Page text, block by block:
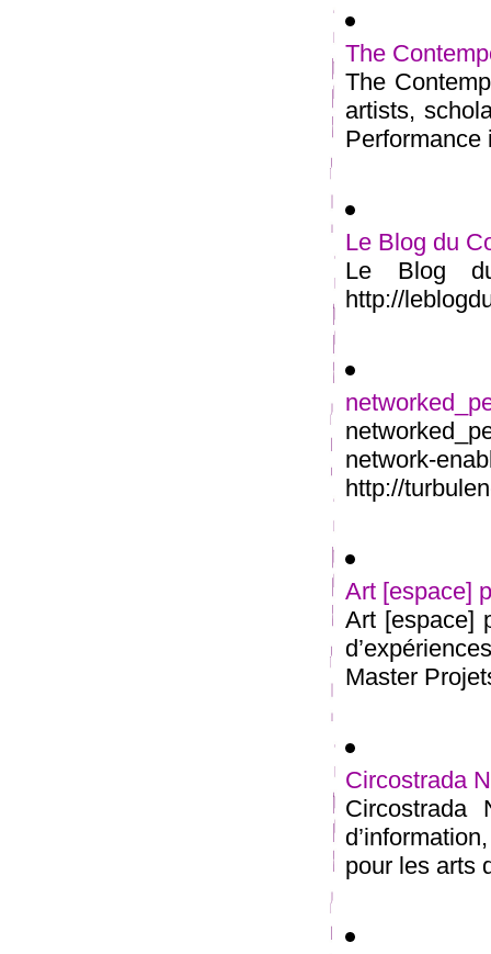
The
The
artists,
Performance
Le Blog du
Le Blog
http://
http://
Art [espace]
Art [espace]
Master
Circostrada
Circostrada
pour les arts